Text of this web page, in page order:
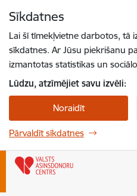
Sīkdatnes
Lai šī tīmekļvietne darbotos, tā
sīkdatnes. Ar Jūsu piekrišanu
izmantotas statistikas un
Lūdzu, atzīmējiet savu izvēli:
Noraidīt
Pārvaldīt sīkdatnes